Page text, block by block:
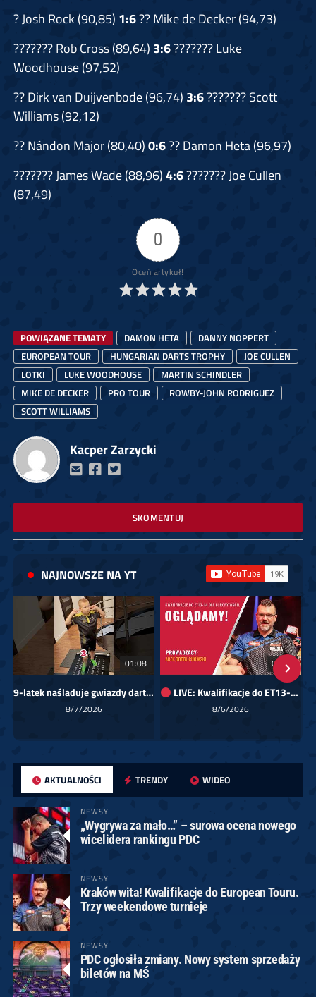
? Josh Rock (90,85) 1:6?? Mike de Decker (94,73)
???????Rob Cross (89,64) 3:6??????? Luke
Woodhouse (97,52)
?? Dirk van Duijvenbode (96,74) 3:6??????? Scott
Williams (92,12)
?? Nándon Major (80,40)0:6?? Damon Heta (96,97)
???????James Wade (88,96)4:6???????Joe Cullen
(87,49)
0
Oceń artykuł!
POWIĄZANE TEMATY DAMON HETA
DANNY NOPPERT
EUROPEAN TOUR
HUNGARIAN DARTS TROPHY
JOE CULLEN
LOTKI
LUKE WOODHOUSE
MARTIN SCHINDLER
MIKE DE DECKER
PRO TOUR
ROWBY-JOHN RODRIGUEZ
SCOTT WILLIAMS
Kacper Zarzycki
SKOMENTUJ
NAJNOWSZE NA YT
01:08
9-latek naśladuje gwiazdy darta!
8/7/2026
00:00
LIVE: Kwalifikacje do ET13-14 dla Europy Wschodniej
8/6/2026
AKTUALNOŚCI TRENDY WIDEO
NEWSY
„Wygrywa za mało…” – surowa ocena nowego
wicelidera rankingu PDC
NEWSY
Kraków wita! Kwalifikacje do European Touru.
Trzy weekendowe turnieje
NEWSY
PDC ogłosiła zmiany. Nowy system sprzedaży
biletów na MŚ